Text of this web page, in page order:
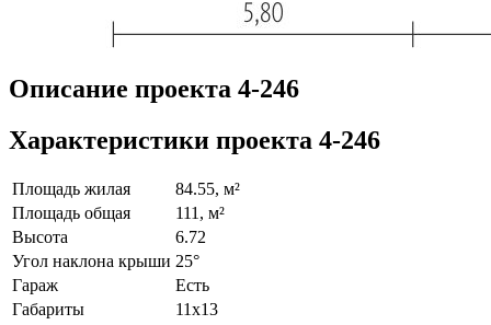
Описание проекта 4-246
Характеристики проекта 4-246
Площадь жилая
84.55, м²
Площадь общая
111, м²
Высота
6.72
Угол наклона крыши 25°
Гараж
Есть
Габариты
11х13